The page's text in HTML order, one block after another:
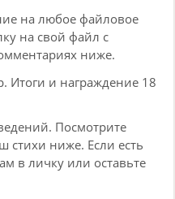
на любое файловое
на свой файл с
ниже.
Итоги и награждение 18
Посмотрите
стихи ниже. Если есть
в личку или оставьте